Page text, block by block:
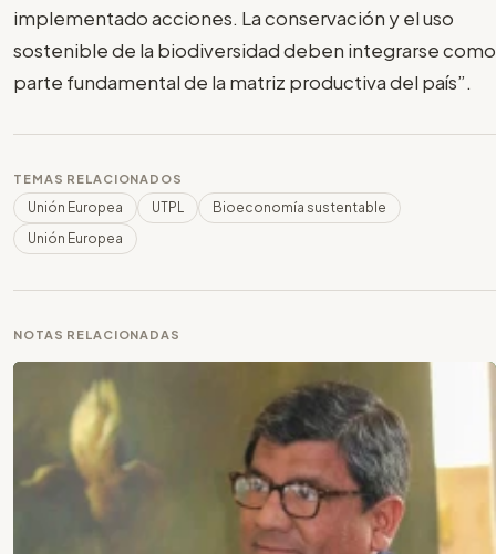
implementado acciones. La conservación y el uso
sostenible de la biodiversidad deben integrarse como
parte fundamental de la matriz productiva del país”.
TEMAS RELACIONADOS
Unión Europea UTPL
Bioeconomía sustentable
Unión Europea
NOTAS RELACIONADAS